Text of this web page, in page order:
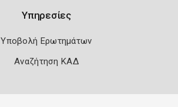
Υπηρεσίες
Υποβολή Ερωτημάτων
Αναζήτηση ΚΑΔ